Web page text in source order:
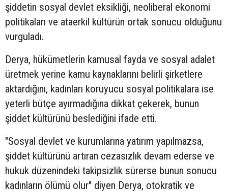
şiddetin sosyal devlet eksikliği, neoliberal ekonomi
politikaları ve ataerkil kültürün ortak sonucu olduğunu
vurguladı.
Derya, hükümetlerin kamusal fayda ve sosyal adalet
üretmek yerine kamu kaynaklarını belirli şirketlere
aktardığını, kadınları koruyucu sosyal politikalara ise
yeterli bütçe ayırmadığına dikkat çekerek, bunun
şiddet kültürünü beslediğini ifade etti.
"Sosyal devlet ve kurumlarına yatırım yapılmazsa,
şiddet kültürünü artıran cezasızlık devam ederse ve
hukuk düzenindeki takipsizlik sürerse bunun sonucu
kadınların ölümü olur" diyen Derya, otokratik ve